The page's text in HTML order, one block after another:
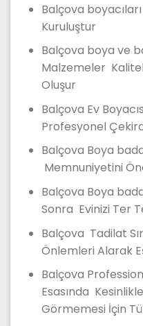
Balçova
Kuruluştur
Balçova boya ve
Malzemeler
Oluşur
Balçova Ev
Profesyonel
Balçova Boya
Memnuniyetini
Balçova Boya
Sonra Evinizi Ter
Balçova Tadilat
Önlemleri Alarak
Balçova
Esasında
Görmemesi İçin